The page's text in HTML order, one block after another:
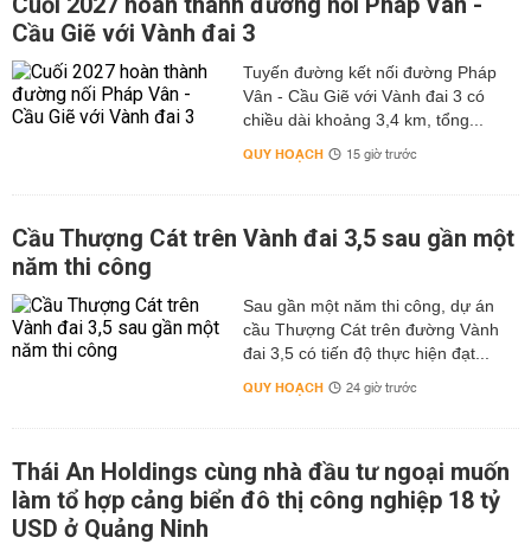
Cầu Giẽ với Vành đai 3
Tuyến đường kết nối đường Pháp
Vân - Cầu Giẽ với Vành đai 3 có
chiều dài khoảng 3,4 km, tổng...
QUY HOẠCH 15 giờ trước
Cầu Thượng Cát trên Vành đai 3,5 sau gần một
năm thi công
Sau gần một năm thi công, dự án
cầu Thượng Cát trên đường Vành
đai 3,5 có tiến độ thực hiện đạt...
QUY HOẠCH 24 giờ trước
Thái An Holdings cùng nhà đầu tư ngoại muốn
làm tổ hợp cảng biển đô thị công nghiệp 18 tỷ
USD ở Quảng Ninh